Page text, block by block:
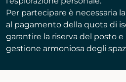
Per partecipare è necessaria
al pagamento della quota di
garantire la riserva del posto
gestione armoniosa degli